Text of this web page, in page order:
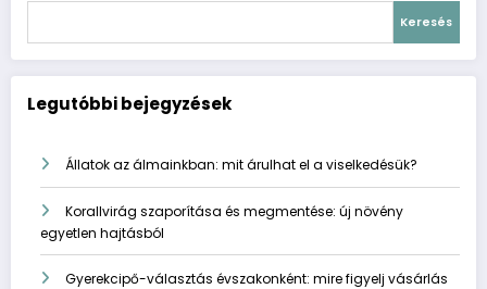
Keresés
Legutóbbi bejegyzések
Állatok az álmainkban: mit árulhat el a viselkedésük?
Korallvirág szaporítása és megmentése: új növény
egyetlen hajtásból
Gyerekcipő-választás évszakonként: mire figyelj vásárlás